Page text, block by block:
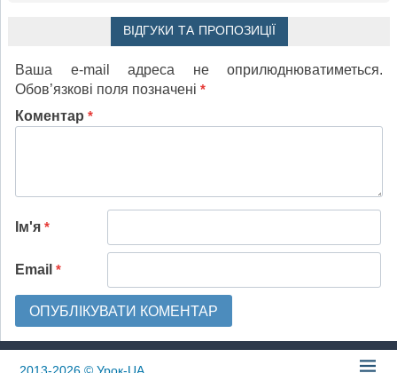
ВІДГУКИ ТА ПРОПОЗИЦІЇ
Ваша e-mail адреса не оприлюднюватиметься.
Обов’язкові поля позначені *
Коментар *
Ім'я *
Email *